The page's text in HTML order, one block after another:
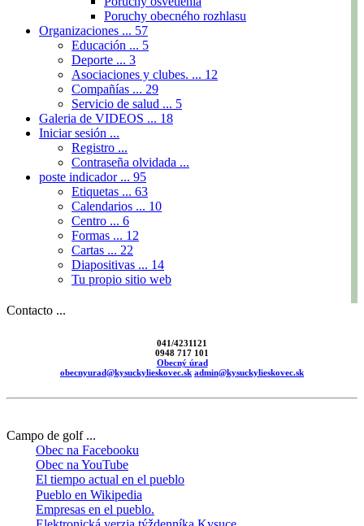
Poruchy obecného rozhlasu
Organizaciones ... 57
Educación ... 5
Deporte ... 3
Asociaciones y clubes. ... 12
Compañías ... 29
Servicio de salud ... 5
Galeria de VIDEOS ... 18
Iniciar sesión ...
Registro ...
Contraseña olvidada ...
poste indicador ... 95
Etiquetas ... 63
Calendarios ... 10
Centro ... 6
Formas ... 12
Cartas ... 22
Diapositivas ... 14
Tu propio sitio web
Contacto ...
041/4231121
0948 717 101
Obecný úrad
obecnyurad@kysuckylieskovec.sk admin@kysuckylieskovec.sk
Campo de golf ...
Obec na Facebooku
Obec na YouTube
El tiempo actual en el pueblo
Pueblo en Wikipedia
Empresas en el pueblo.